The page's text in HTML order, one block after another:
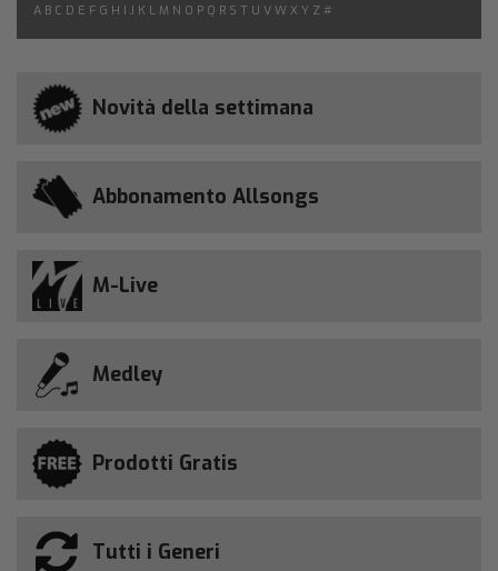
A B C D E F G H I J K L M N O P Q R S T U V W X Y Z #
Novità della settimana
Abbonamento Allsongs
M-Live
Medley
Prodotti Gratis
Tutti i Generi